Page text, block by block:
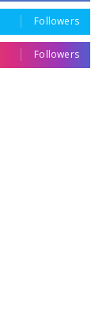
Followers
Followers